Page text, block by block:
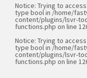
Notice: Trying to
type bool in /home/
content/plugins/lsvr-
functions.php on line
Notice: Trying to
type bool in /home/
content/plugins/lsvr-
functions.php on line